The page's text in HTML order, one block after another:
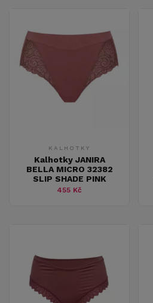
KALHOTKY
Kalhotky JANIRA
BELLA MICRO 32382
SLIP SHADE PINK
455 Kč